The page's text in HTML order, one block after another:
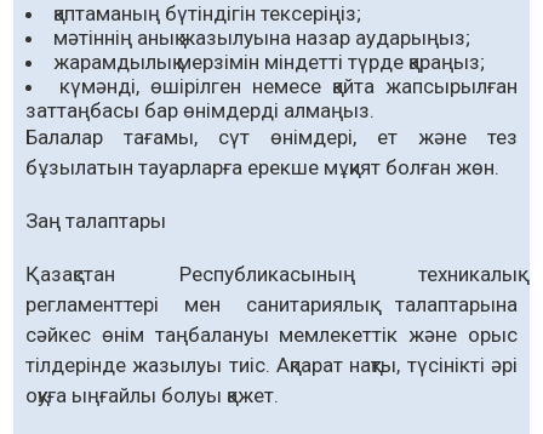
қаптаманың бүтіндігін тексеріңіз;
мәтіннің анық жазылуына назар аударыңыз;
жарамдылық мерзімін міндетті түрде қараңыз;
күмәнді, өшірілген немесе қайта жапсырылған
заттаңбасы бар өнімдерді алмаңыз.
Балалар тағамы, сүт өнімдері, ет және тез
бұзылатын тауарларға ерекше мұқият болған жөн.
Заң талаптары
Қазақстан Республикасының техникалық
регламенттері мен санитариялық талаптарына
сәйкес өнім таңбалануы мемлекеттік және орыс
тілдерінде жазылуы тиіс. Ақпарат нақты, түсінікті әрі
оқуға ыңғайлы болуы қажет.